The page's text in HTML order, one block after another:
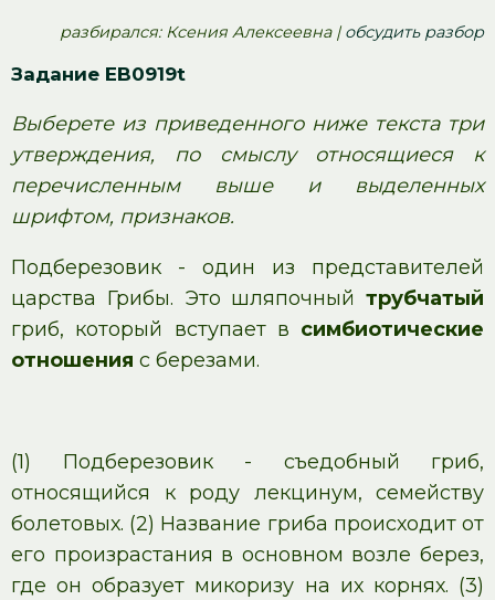
pазбирался: Ксения Алексеевна |обсудить разбор
Задание EB0919t
Выберете из приведенного ниже текста три
утверждения, по смыслу относящиеся к
перечисленным выше и выделенных
шрифтом, признаков.
Подберезовик - один из представителей
царства Грибы. Это шляпочный трубчатый
гриб, который вступает в симбиотические
отношения с березами.
(1) Подберезовик - съедобный гриб,
относящийся к роду лекцинум, семейству
болетовых. (2) Название гриба происходит от
его произрастания в основном возле берез,
где он образует микоризу на их корнях. (3)